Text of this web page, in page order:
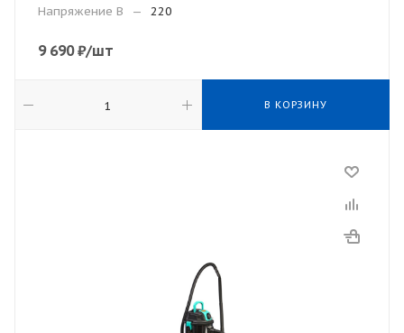
Напряжение В
— 220
9 690₽/шт
В КОРЗИНУ